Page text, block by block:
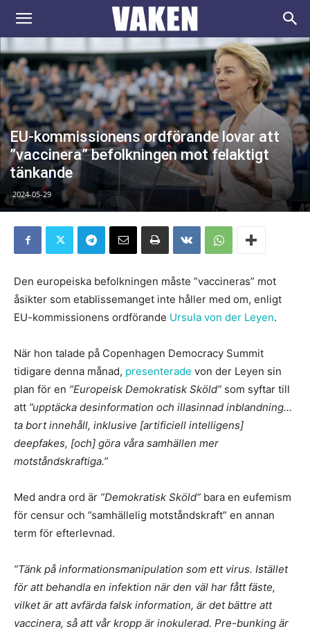
VAKEN.se
EU-kommissionens ordförande lovar att
”vaccinera” befolkningen mot felaktigt
tänkande
2024-05-29
Den europeiska befolkningen måste ”vaccineras” mot
åsikter som etablissemanget inte håller med om, enligt
EU-kommissionens ordförande Ursula von der Leyen.
När hon talade på Copenhagen Democracy Summit
tidigare denna månad, presenterade von der Leyen sin
plan för en ”Europeisk Demokratisk Sköld” som syftar till
att ”upptäcka desinformation och illasinnad inblandning…
ta bort innehåll, inklusive [artificiell intelligens]
deepfakes, [och] göra våra samhällen mer
motståndskraftiga.”
Med andra ord är ”Demokratisk Sköld” bara en eufemism
för censur och ”samhällelig motståndskraft” en annan
term för efterlevnad.
”Tänk på informationsmanipulation som ett virus. Istället
för att behandla en infektion när den väl har fått fäste,
vilket är att avfärda falsk information, är det bättre att
vaccinera, så att vår kropp är inokulerad. Pre-bunking är